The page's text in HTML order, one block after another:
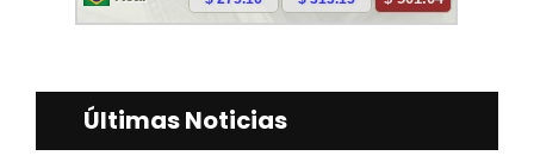
Últimas Noticias